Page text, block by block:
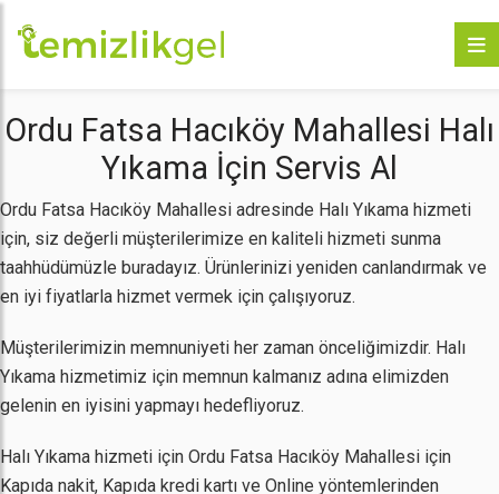
Ordu Fatsa Hacıköy Mahallesi Halı
Yıkama İçin Servis Al
Ordu Fatsa Hacıköy Mahallesi adresinde Halı Yıkama hizmeti
için, siz değerli müşterilerimize en kaliteli hizmeti sunma
taahhüdümüzle buradayız. Ürünlerinizi yeniden canlandırmak ve
en iyi fiyatlarla hizmet vermek için çalışıyoruz.
Müşterilerimizin memnuniyeti her zaman önceliğimizdir. Halı
Yıkama hizmetimiz için memnun kalmanız adına elimizden
gelenin en iyisini yapmayı hedefliyoruz.
Halı Yıkama hizmeti için Ordu Fatsa Hacıköy Mahallesi için
Kapıda nakit, Kapıda kredi kartı ve Online yöntemlerinden